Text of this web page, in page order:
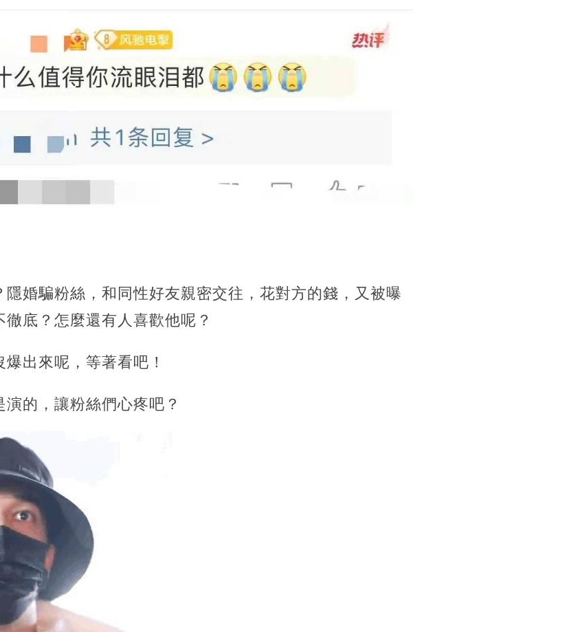
婚騙粉絲，和同性好友親密交往，花對方的錢，又被曝
底？怎麼還有人喜歡他呢？
出來呢，等著看吧！
的，讓粉絲們心疼吧？